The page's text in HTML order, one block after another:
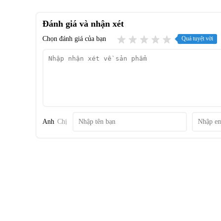
Thân máy hình trụ, bo tròn không có góc cạnh với mặt
cảm biến nhận diện sạc giúp nhanh chóng tìm được
phần đáy có miếng cực sạc, 2 bánh lái, 3 bánh xe đa
Đánh giá và nhận xét
Chọn đánh giá của bạn Quá tuyệt vời
Anh Chị